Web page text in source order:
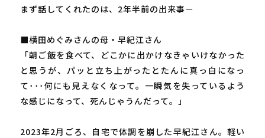
まず話してくれたのは、2年半前の出来事－
■横田めぐみさんの母・早紀江さん
「朝ご飯を食べて、どこかに出かけなきゃいけなかった
と思うが、パッと立ち上がったとたんに真っ白になっ
て･･･何にも見えなくなって。一瞬気を失っているよう
な感じになって、死んじゃうんだって。」
2023年2月ごろ、自宅で体調を崩した早紀江さん。軽い